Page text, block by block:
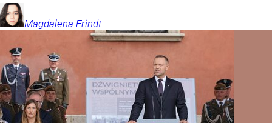
Magdalena Frindt